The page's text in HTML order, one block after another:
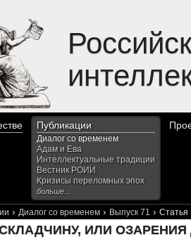
Публикации
Диалог со временем
Адам и Ева
Интеллектуальные традиции
Вестник РОИИ
Кризисы переломных эпох
больше...
› Диалог со временем › Выпуск 71 › Статья
ИЛИ